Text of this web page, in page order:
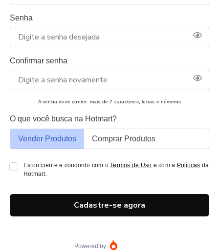
Senha
Confirmar senha
A senha deve conter: mais de 7 caracteres, letras e números
O que você busca na Hotmart?
Vender Produtos Comprar Produtos
Estou ciente e concordo com oTermos de Uso e com a Políticas da
Hotmart.
Cadastre-se agora
Powered by